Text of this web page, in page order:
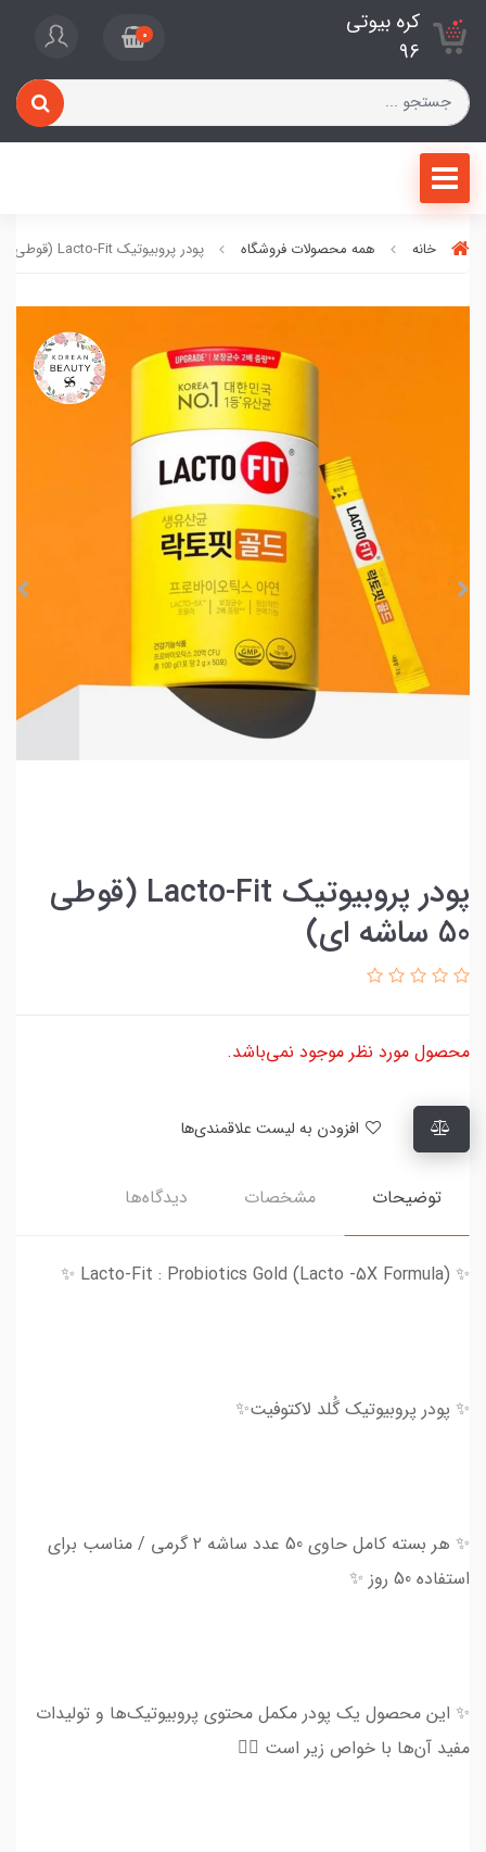
کره بیوتی
96
0
خانه همه محصولات فروشگاه پودر پروبیوتیک Lacto-Fit (قوطی 50 ساشه ای)
پودر پروبیوتیک Lacto-Fit (قوطی
50 ساشه ای)
محصول مورد نظر موجود نمی‌باشد.
توضیحات مشخصات دیدگاه‌ها
✨ Lacto-Fit : Probiotics Gold (Lacto -5X Formula) ✨
✨ پودر پروبیوتیک گُلد لاکتوفیت✨
✨ هر بسته کامل حاوی 50 عدد ساشه ۲ گرمی / مناسب برای
استفاده 50 روز ✨
✨ این محصول یک پودر مکمل محتوی پروبیوتیک‌ها و تولیدات
مفید آن‌ها با خواص زیر است 👇🏻